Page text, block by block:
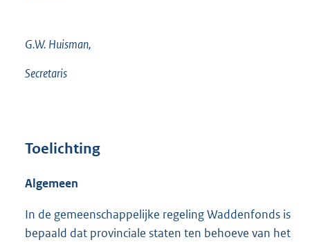
G.W. Huisman,
Secretaris
Toelichting
Algemeen
In de gemeenschappelijke regeling Waddenfonds is
bepaald dat provinciale staten ten behoeve van het